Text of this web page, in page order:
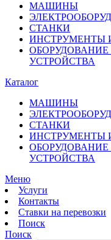
МАШИНЫ
СТАНКИ
ИНСТРУМЕНТЫ
УСТРОЙСТВА
Каталог
МАШИНЫ
СТАНКИ
ИНСТРУМЕНТЫ
УСТРОЙСТВА
Меню
Услуги
Контакты
Ставки на перевозки
Поиск
Поиск